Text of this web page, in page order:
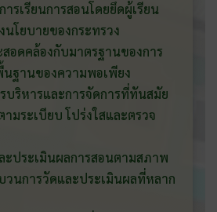
รเรียนการสอนโดยยึดผู้เรียน
โยบายของกระทรวง
อดคล้องกับมาตรฐานของการ
ฐานของความพอเพียง
ริหารและการจัดการที่ทันสมัย
มระเบียบ โปร่งใสและตรวจ
ประเมินผลการสอนตามสภาพ
วนการวัดและประเมินผลที่หลาก